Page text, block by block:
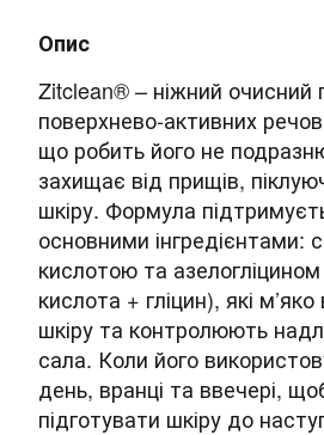
Опис
Zitclean® – ніжний очисний
поверхнево-активних
що робить його не
захищає від прищів,
шкіру. Формула
основними інгредієнтами:
кислотою та
кислота + гліцин), які
шкіру та контролюють
сала. Коли його
день, вранці та ввечері,
підготувати шкіру до